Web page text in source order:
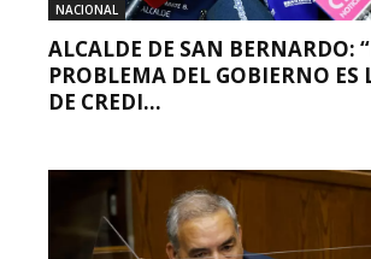
NACIONAL
ALCALDE DE SAN BERNARDO:
PROBLEMA DEL GOBIERNO ES
DE CREDI...